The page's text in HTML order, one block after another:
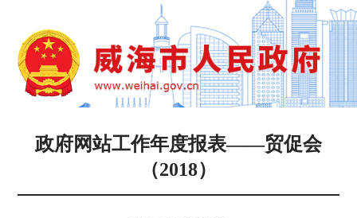
政府网站工作年度报表——贸促会
（2018）